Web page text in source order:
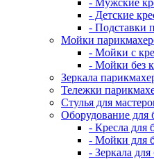
- Мужские
- Детские
- Подставки
Мойки
- Мойки с
- Мойки без
Зеркала
Тележки
Стулья для
Оборудование для
- Кресла для
- Мойки для
- Зеркала